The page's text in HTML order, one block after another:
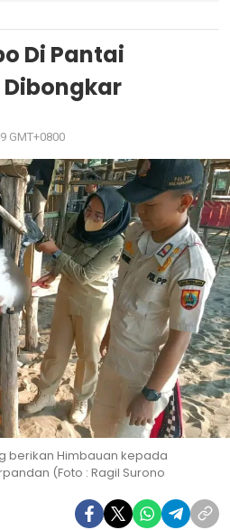
Di Pantai
GMT+0800
berikan Himbauan kepada
(Foto : Ragil Surono